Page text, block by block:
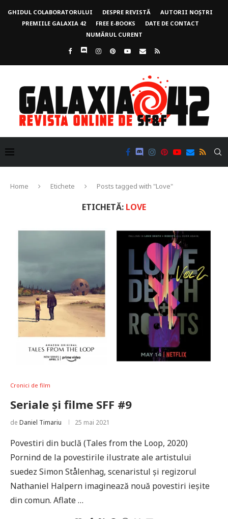
GHIDUL COLABORATORULUI DESPRE REVISTĂ
AUTORII NOȘTRI
PREMIILE GALAXIA 42
FREE E-BOOKS
DATE DE CONTACT
NUMĂRUL CURENT
Home Etichete Posts tagged with "Love"
ETICHETĂ: LOVE
Cronici de film
Seriale și filme SFF #9
de Daniel Timariu 25 mai 2021
Povestiri din buclă (Tales from the Loop, 2020)
Pornind de la povestirile ilustrate ale artistului
suedez Simon Stålenhag, scenaristul și regizorul
Nathaniel Halpern imaginează nouă povestiri ieșite
din comun. Aflate …